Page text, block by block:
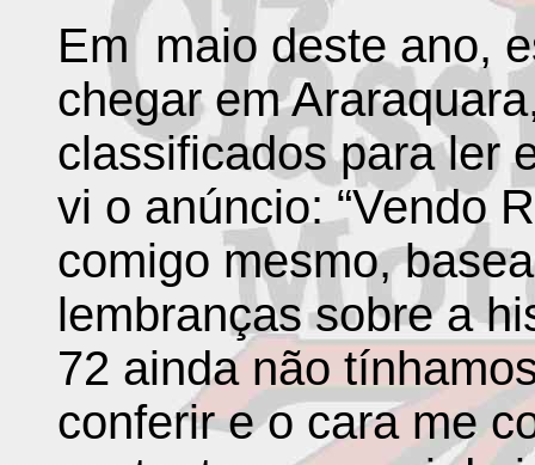
Em maio deste ano,
chegar em
classificados para ler
vi o anúncio: “Vendo
comigo mesmo,
lembranças sobre a
72 ainda não
conferir e o cara me